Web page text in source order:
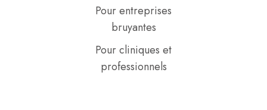
Pour entreprises
bruyantes
Pour cliniques et
professionnels